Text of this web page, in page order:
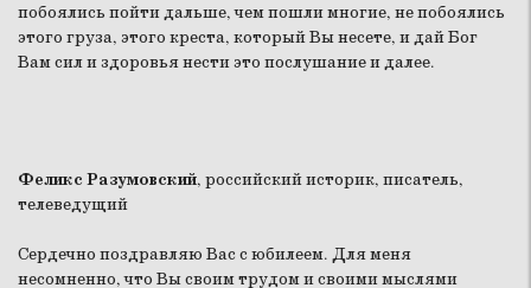
побоялись пойти дальше, чем пошли многие, не побоялись
этого груза, этого креста, который Вы несете, и дай Бог
Вам сил и здоровья нести это послушание и далее.
Феликс Разумовский, российский историк, писатель,
телеведущий
Сердечно поздравляю Вас с юбилеем. Для меня
несомненно, что Вы своим трудом и своими мыслями